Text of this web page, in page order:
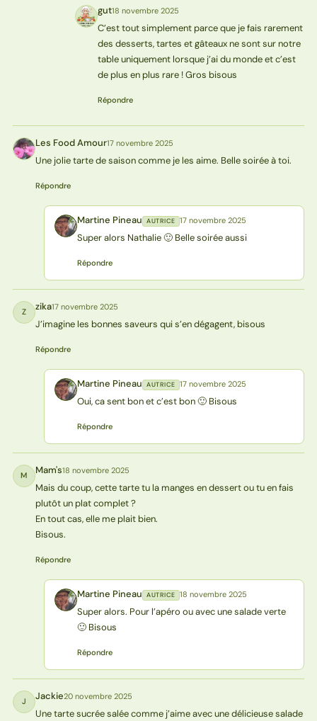
G gut18 novembre 2025
C’est tout simplement parce que je fais rarement
des desserts, tartes et gâteaux ne sont sur notre
table uniquement lorsque j’ai du monde et c’est
de plus en plus rare ! Gros bisous
Répondre
LA Les Food Amour17 novembre 2025
Une jolie tarte de saison comme je les aime. Belle soirée à toi.
Répondre
MP Martine Pineau AUTRICE 17 novembre 2025
Super alors Nathalie 🙂 Belle soirée aussi
Répondre
Z zika17 novembre 2025
J’imagine les bonnes saveurs qui s’en dégagent, bisous
Répondre
MP Martine Pineau AUTRICE 17 novembre 2025
Oui, ca sent bon et c’est bon 🙂 Bisous
Répondre
M Mam's18 novembre 2025
Mais du coup, cette tarte tu la manges en dessert ou tu en fais
plutôt un plat complet ?
En tout cas, elle me plait bien.
Bisous.
Répondre
MP Martine Pineau AUTRICE 18 novembre 2025
Super alors. Pour l’apéro ou avec une salade verte
🙂 Bisous
Répondre
J Jackie20 novembre 2025
Une tarte sucrée salée comme j’aime avec une délicieuse salade